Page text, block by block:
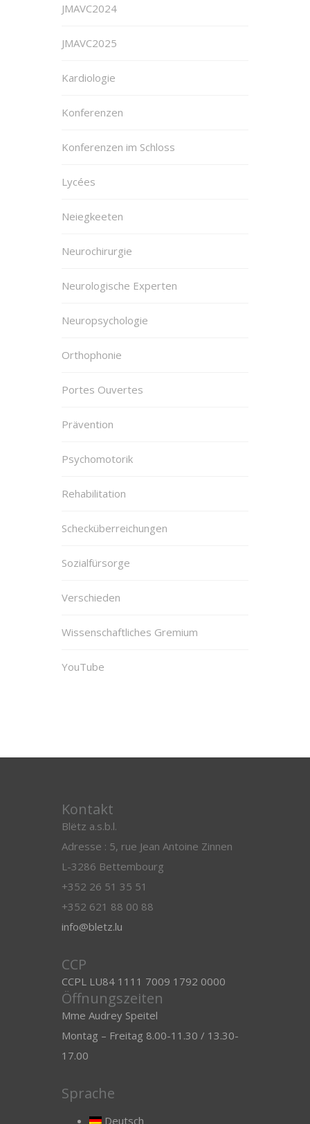
JMAVC2024
JMAVC2025
Kardiologie
Konferenzen
Konferenzen im Schloss
Lycées
Neiegkeeten
Neurochirurgie
Neurologische Experten
Neuropsychologie
Orthophonie
Portes Ouvertes
Prävention
Psychomotorik
Rehabilitation
Schecküberreichungen
Sozialfürsorge
Verschieden
Wissenschaftliches Gremium
YouTube
Kontakt
Blëtz a.s.b.l.
Adresse : 5, rue Jean Antoine Zinnen
L-3286 Bettembourg
+352 26 51 35 51
+352 621 88 00 88
info@bletz.lu
CCP
CCPL LU84 1111 7009 1792 0000
Öffnungszeiten
Mme Audrey Speitel
Montag – Freitag 8.00-11.30 / 13.30-
17.00
Sprache
Deutsch